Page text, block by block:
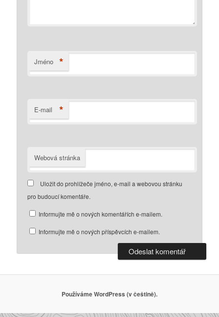
Jméno *
E-mail *
Webová stránka
Uložit do prohlížeče jméno, e-mail a webovou stránku
pro budoucí komentáře.
Informujte mě o nových komentářích e-mailem.
Informujte mě o nových příspěvcích e-mailem.
Používáme WordPress (v češtině).